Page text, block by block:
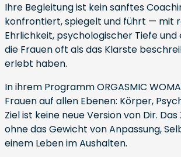
Ihre Begleitung ist kein sanftes
konfrontiert, spiegelt und führt — mit
Ehrlichkeit, psychologischer Tiefe und
die Frauen oft als das Klarste
erlebt haben.
In ihrem Programm ORGASMIC
Frauen auf allen Ebenen: Körper,
Ziel ist keine neue Version von Dir.
ohne das Gewicht von Anpassung,
einem Leben im Aushalten.